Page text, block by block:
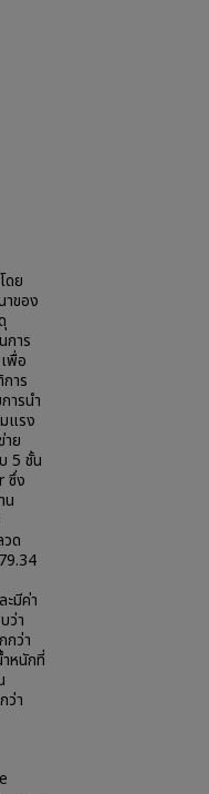
ดย
าของ
การ
พื่อ
าร
ารนำ
แรง
ย
5 ชั้น
ซึ่ง
น
ด
มีค่า
ว่า
กว่า
หนักที่
ว่า